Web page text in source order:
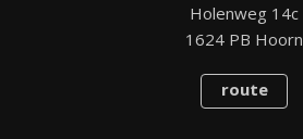
Holenweg 14c
1624 PB Hoorn
route